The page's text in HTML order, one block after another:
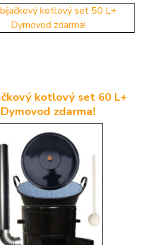
kotlový set 60 L+
Dymovod zdarma!